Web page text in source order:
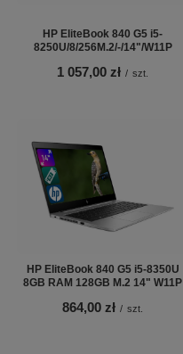
HP EliteBook 840 G5 i5-
8250U/8/256M.2/-/14"/W11P
1 057,00 zł / szt.
HP EliteBook 840 G5 i5-8350U
8GB RAM 128GB M.2 14" W11P
864,00 zł / szt.